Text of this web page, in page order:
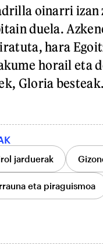
oinarri izan
duela.
hara
horail eta
Gloria
jarduerak
eta piraguismoa